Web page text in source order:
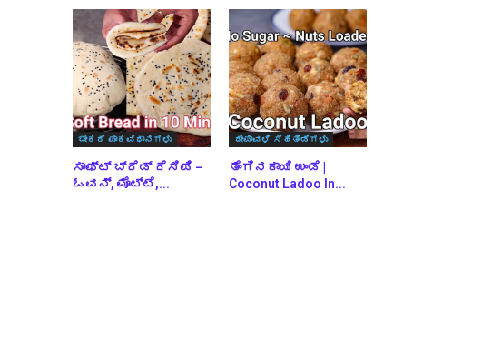
ಬೇಕರಿ ಪಾಕವಿಧಾನಗಳು
ಸಾಫ್ಟ್ ಬ್ರೆಡ್ ರೆಸಿಪಿ –
ಓವನ್, ಮೊಟ್ಟೆ,...
ದೀಪಾವಳಿ ಸಿಹಿತಿಂಡಿಗಳು
ತೆಂಗಿನಕಾಯಿ ಉಂಡೆ |
Coconut Ladoo In...